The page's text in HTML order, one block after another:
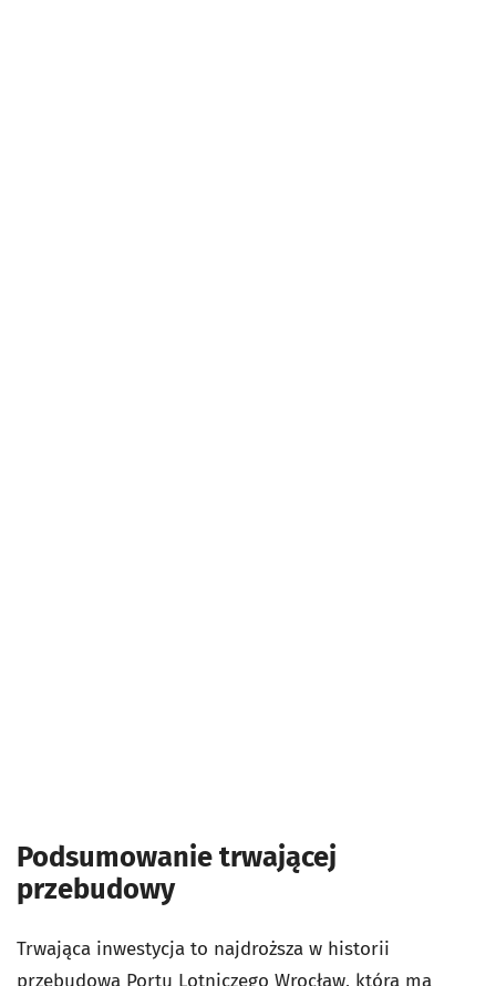
Podsumowanie trwającej
przebudowy
Trwająca inwestycja to najdroższa w historii